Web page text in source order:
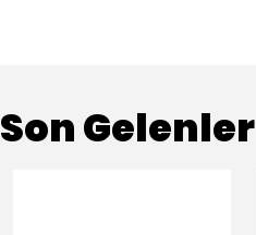
Son Gelenler